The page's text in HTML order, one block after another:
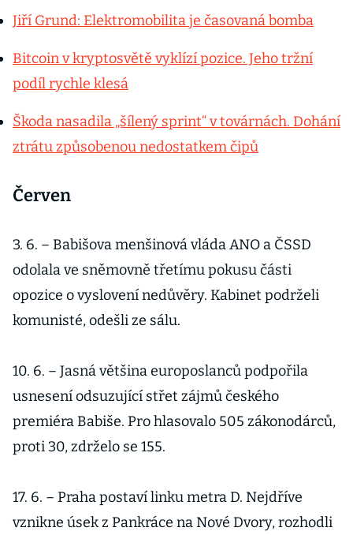
Jiří Grund: Elektromobilita je časovaná bomba
Bitcoin v kryptosvětě vyklízí pozice. Jeho tržní
podíl rychle klesá
Škoda nasadila „šílený sprint“ v továrnách. Dohání
ztrátu způsobenou nedostatkem čipů
Červen
3. 6. – Babišova menšinová vláda ANO a ČSSD
odolala ve sněmovně třetímu pokusu části
opozice o vyslovení nedůvěry. Kabinet podrželi
komunisté, odešli ze sálu.
10. 6. – Jasná většina europoslanců podpořila
usnesení odsuzující střet zájmů českého
premiéra Babiše. Pro hlasovalo 505 zákonodárců,
proti 30, zdrželo se 155.
17. 6. – Praha postaví linku metra D. Nejdříve
vznikne úsek z Pankráce na Nové Dvory, rozhodli